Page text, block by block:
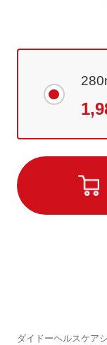
ダイドーヘルスケア